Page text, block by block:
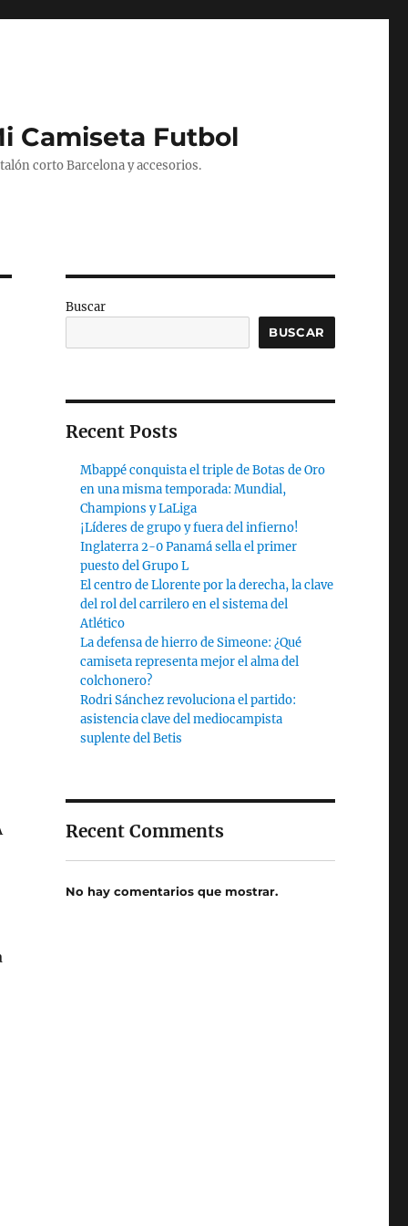
Camiseta Futbol
corto Barcelona y accesorios.
Buscar
BUSCAR
Recent Posts
Mbappé conquista el triple de Botas de Oro
en una misma temporada: Mundial,
Champions y LaLiga
¡Líderes de grupo y fuera del infierno!
Inglaterra 2-0 Panamá sella el primer
puesto del Grupo L
El centro de Llorente por la derecha, la clave
del rol del carrilero en el sistema del
Atlético
La defensa de hierro de Simeone: ¿Qué
camiseta representa mejor el alma del
colchonero?
Rodri Sánchez revoluciona el partido:
asistencia clave del mediocampista
suplente del Betis
Recent Comments
No hay comentarios que mostrar.